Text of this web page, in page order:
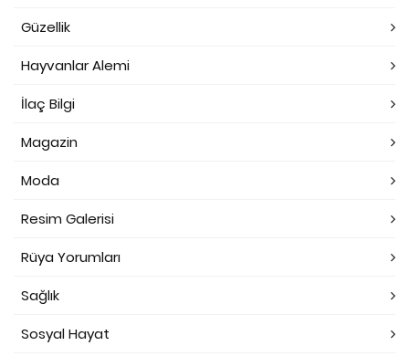
Güzellik
Hayvanlar Alemi
İlaç Bilgi
Magazin
Moda
Resim Galerisi
Rüya Yorumları
Sağlık
Sosyal Hayat